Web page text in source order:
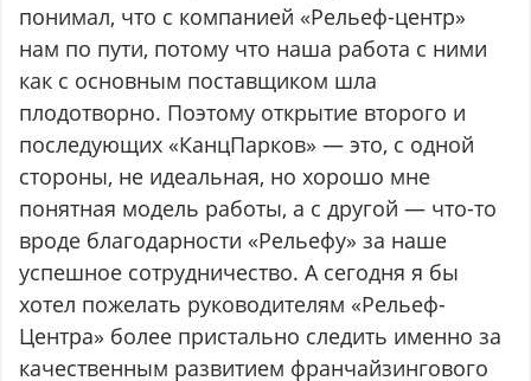
понимал, что с компанией «Рельеф-центр»
нам по пути, потому что наша работа с ними
как с основным поставщиком шла
плодотворно. Поэтому открытие второго и
последующих «КанцПарков» — это, с одной
стороны, не идеальная, но хорошо мне
понятная модель работы, а с другой — что-то
вроде благодарности «Рельефу» за наше
успешное сотрудничество. А сегодня я бы
хотел пожелать руководителям «Рельеф-
Центра» более пристально следить именно за
качественным развитием франчайзингового